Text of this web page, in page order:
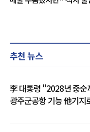
추천 뉴스
李 대통령 "2028년 중순
광주군공항 기능 他기지